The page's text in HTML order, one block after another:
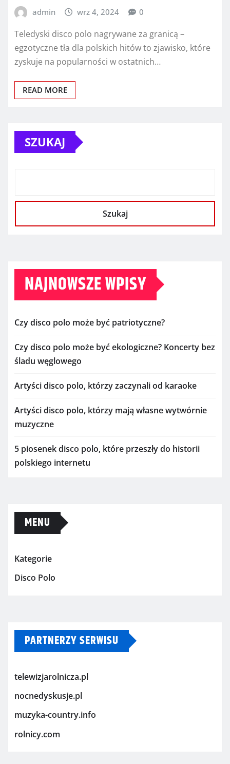
admin wrz 4, 2024 0
Teledyski disco polo nagrywane za granicą –
egzotyczne tła dla polskich hitów to zjawisko, które
zyskuje na popularności w ostatnich…
READ MORE
SZUKAJ
Szukaj
NAJNOWSZE WPISY
Czy disco polo może być patriotyczne?
Czy disco polo może być ekologiczne? Koncerty bez
śladu węglowego
Artyści disco polo, którzy zaczynali od karaoke
Artyści disco polo, którzy mają własne wytwórnie
muzyczne
5 piosenek disco polo, które przeszły do historii
polskiego internetu
MENU
Kategorie
Disco Polo
PARTNERZY SERWISU
telewizjarolnicza.pl
nocnedyskusje.pl
muzyka-country.info
rolnicy.com